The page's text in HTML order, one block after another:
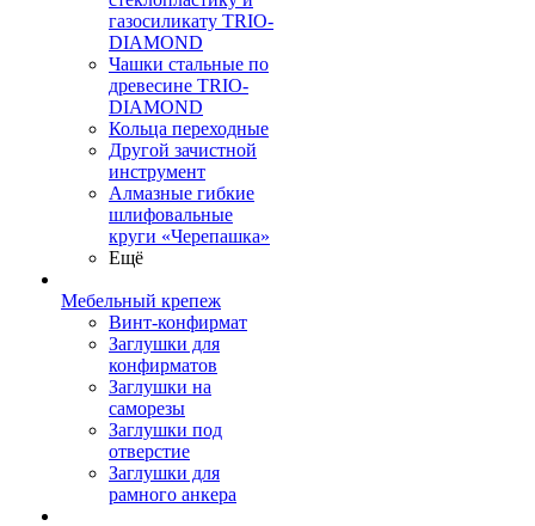
газосиликату TRIO-
DIAMOND
Чашки стальные по
древесине TRIO-
DIAMOND
Кольца переходные
Другой зачистной
инструмент
Алмазные гибкие
шлифовальные
круги «Черепашка»
Ещё
Мебельный крепеж
Винт-конфирмат
Заглушки для
конфирматов
Заглушки на
саморезы
Заглушки под
отверстие
Заглушки для
рамного анкера